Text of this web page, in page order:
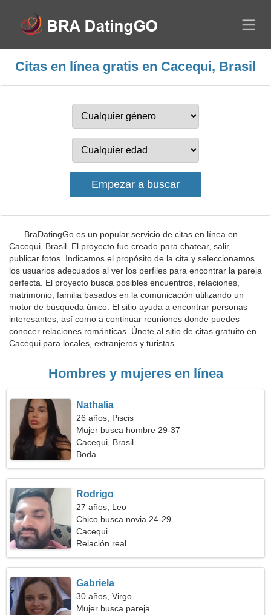
Citas en línea gratis en Cacequi, Brasil
BraDatingGo es un popular servicio de citas en línea en
Cacequi, Brasil. El proyecto fue creado para chatear, salir,
publicar fotos. Indicamos el propósito de la cita y seleccionamos
los usuarios adecuados al ver los perfiles para encontrar la pareja
perfecta. El proyecto busca posibles encuentros, relaciones,
matrimonio, familia basados en la comunicación utilizando un
motor de búsqueda único. El sitio ayuda a encontrar personas
interesantes, así como a continuar reuniones donde puedes
conocer relaciones románticas. Únete al sitio de citas gratuito en
Cacequi para locales, extranjeros y turistas.
Hombres y mujeres en línea
Nathalia
26 años, Piscis
Mujer busca hombre 29-37
Cacequi, Brasil
Boda
Rodrigo
27 años, Leo
Chico busca novia 24-29
Cacequi
Relación real
Gabriela
30 años, Virgo
Mujer busca pareja